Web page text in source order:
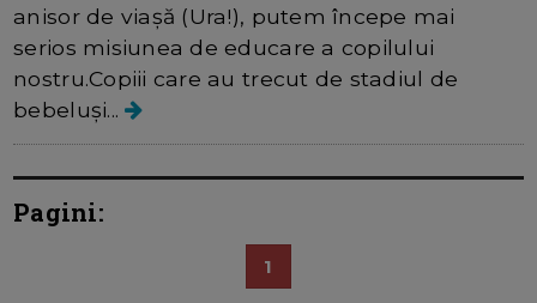
anisor de viașă (Ura!), putem începe mai
serios misiunea de educare a copilului
nostru.Copiii care au trecut de stadiul de
bebeluși...
Pagini:
1